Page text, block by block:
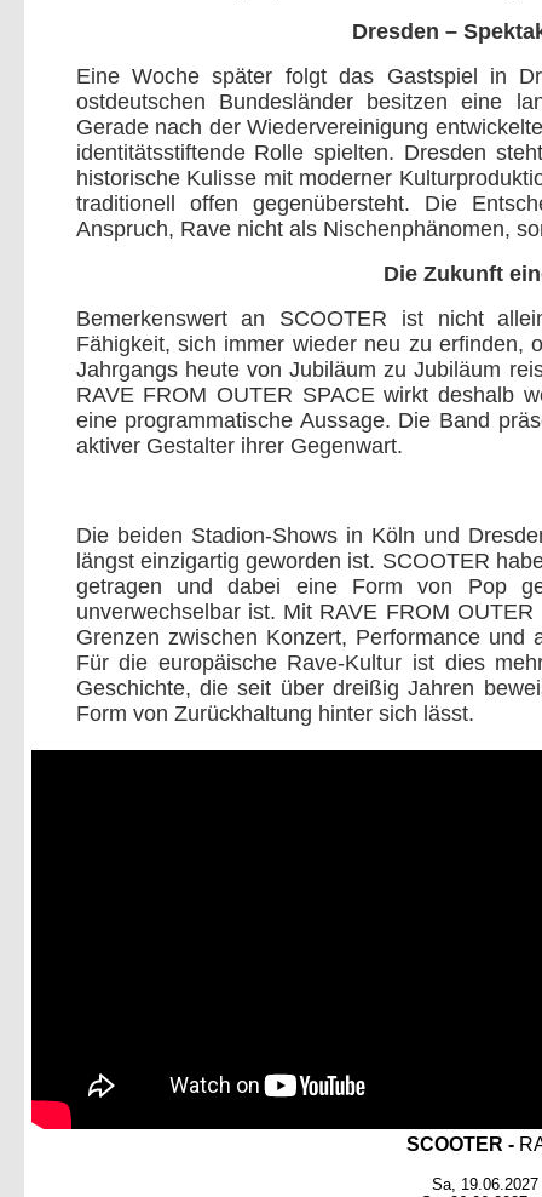
Dresden –
Eine Woche später folgt das Gastspiel in
ostdeutschen Bundesländer besitzen eine
Gerade nach der Wiedervereinigung
identitätsstiftende Rolle spielten. Dresden
historische Kulisse mit moderner
traditionell offen gegenübersteht. Die
Anspruch, Rave nicht als Nischenphänomen,
Die Zukunft
Bemerkenswert an SCOOTER ist nicht
Fähigkeit, sich immer wieder neu zu erfinden,
Jahrgangs heute von Jubiläum zu Jubiläum
RAVE FROM OUTER SPACE wirkt deshalb
eine programmatische Aussage. Die Band
aktiver Gestalter ihrer Gegenwart.
Die beiden Stadion-Shows in Köln und
längst einzigartig geworden ist. SCOOTER
getragen und dabei eine Form von Pop
unverwechselbar ist. Mit RAVE FROM
Grenzen zwischen Konzert, Performance und
Für die europäische Rave-Kultur ist dies
Geschichte, die seit über dreißig Jahren
Form von Zurückhaltung hinter sich lässt.
SCOOTER -
Sa,